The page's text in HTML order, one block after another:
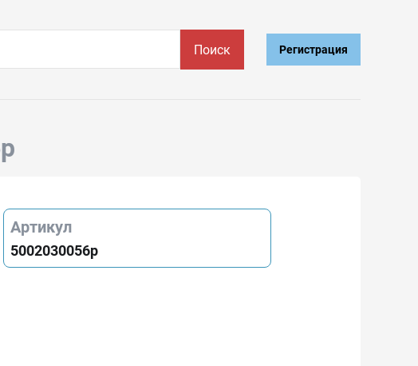
Поиск Регистрация
Артикул
5002030056p